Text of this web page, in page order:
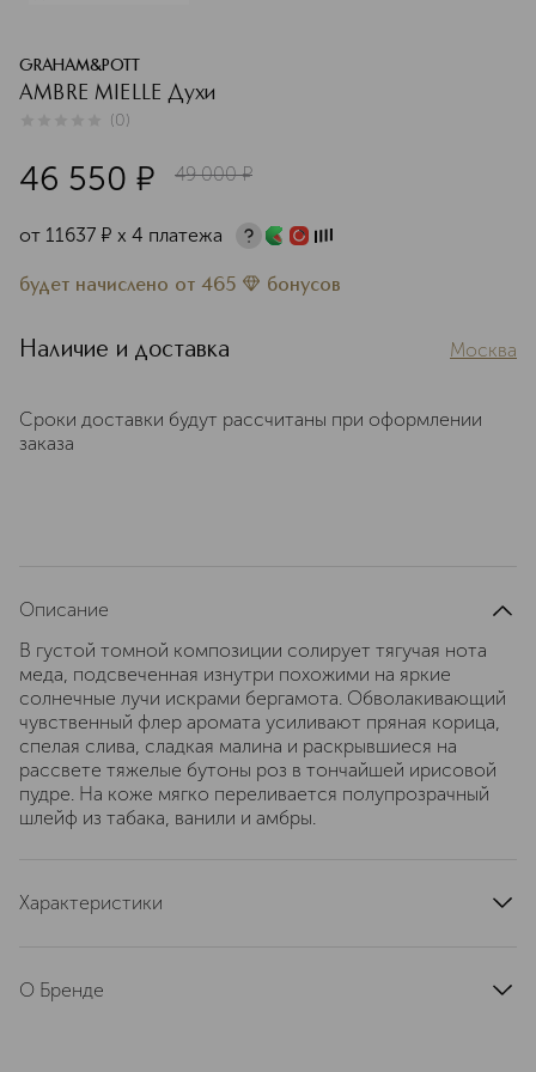
GRAHAM&POTT
AMBRE MIELLE Духи
(0)
46 550 ¤ 49 000 ¤
от 11637 ¤ х 4 платежа
будет начислено от 465 бонусов
Наличие и доставка Москва
Сроки доставки будут рассчитаны при оформлении
заказа
Описание
В густой томной композиции солирует тягучая нота
меда, подсвеченная изнутри похожими на яркие
солнечные лучи искрами бергамота. Обволакивающий
чувственный флер аромата усиливают пряная корица,
спелая слива, сладкая малина и раскрывшиеся на
рассвете тяжелые бутоны роз в тончайшей ирисовой
пудре. На коже мягко переливается полупрозрачный
шлейф из табака, ванили и амбры.
Характеристики
артикул
О Бренде